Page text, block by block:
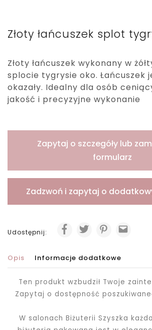
Złoty łańcuszek splot
Złoty łańcuszek wykonany w
splocie tygrysie oko. Łańcuszek
okazały. Idealny dla osób
jakość i precyzyjne wykonanie
Zapytaj o szczegóły lub
formularz
Zadzwoń i zapytaj o
Udostępnij:
Opis Informacje dodatkowe
Ten produkt wzbudził Twoje
Zapytaj o dostępność
W salonach Biżuterii Szyszka